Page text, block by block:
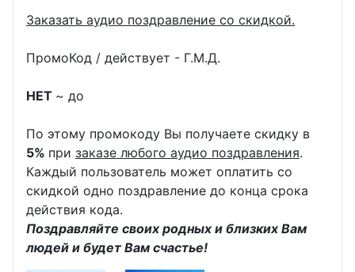
Заказать аудио поздравление со скидкой.
ПромоКод / действует - Г.М.Д.
НЕТ ~ до
По этому промокоду Вы получаете скидку в
5% при заказе любого аудио поздравления.
Каждый пользователь может оплатить со
скидкой одно поздравление до конца срока
действия кода.
Поздравляйте своих родных и близких Вам
людей и будет Вам счастье!